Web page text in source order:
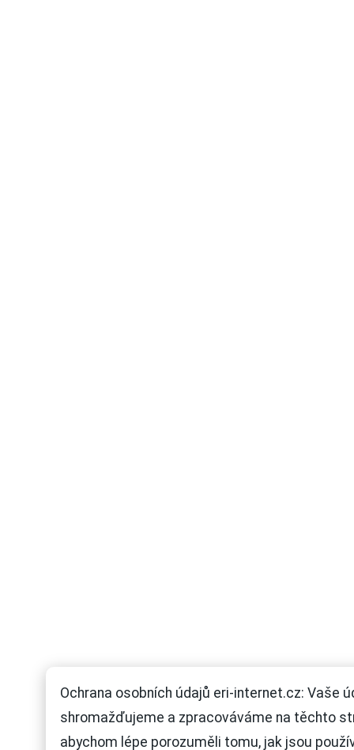
Ochrana osobních údajů eri-internet.cz: Vaše
shromažďujeme a zpracováváme na těchto
abychom lépe porozuměli tomu, jak jsou